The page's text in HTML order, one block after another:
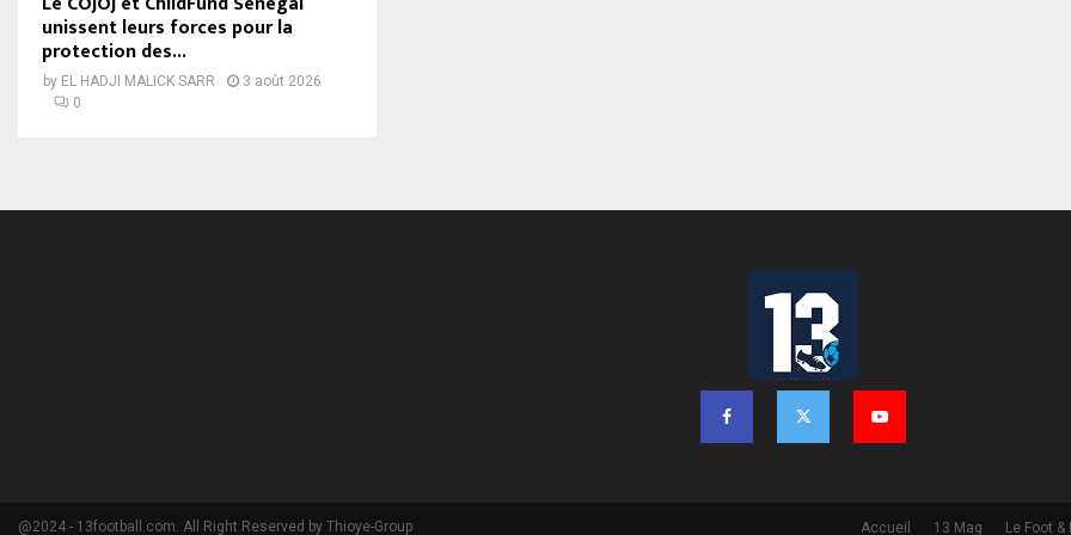
unissent leurs forces pour la
protection des...
by EL HADJI MALICK SARR
3 août 2026
0
@2024 - 13football.com. All Right Reserved by Thioye-Group Accueil 13 Mag Le Foot &